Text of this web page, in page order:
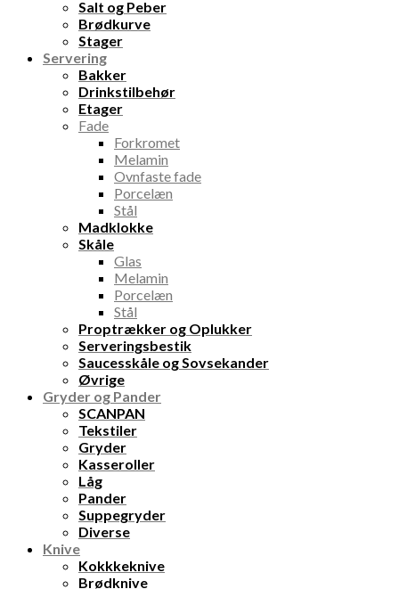
Salt og Peber
Brødkurve
Stager
Servering
Bakker
Drinkstilbehør
Etager
Fade
Forkromet
Melamin
Ovnfaste fade
Porcelæn
Stål
Madklokke
Skåle
Glas
Melamin
Porcelæn
Stål
Proptrækker og Oplukker
Serveringsbestik
Saucesskåle og Sovsekander
Øvrige
Gryder og Pander
SCANPAN
Tekstiler
Gryder
Kasseroller
Låg
Pander
Suppegryder
Diverse
Knive
Kokkkeknive
Brødknive